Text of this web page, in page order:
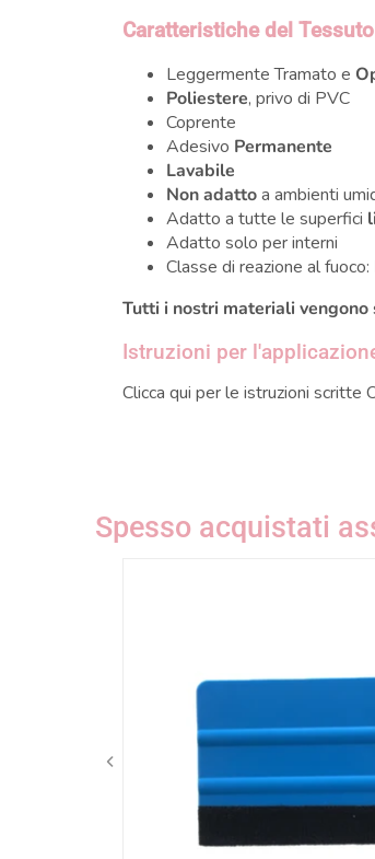
Caratteristiche del
Leggermente Tramato e
Poliestere, privo di PVC
Coprente
Adesivo Permanente
Lavabile
Non adattoa ambienti
Adatto a tutte le superfici
Adatto solo per interni
Classe di reazione al fuoco:
Tutti i nostri materiali
Istruzioni per
Clicca qui per leistruzioni scritte
Spesso acquistati